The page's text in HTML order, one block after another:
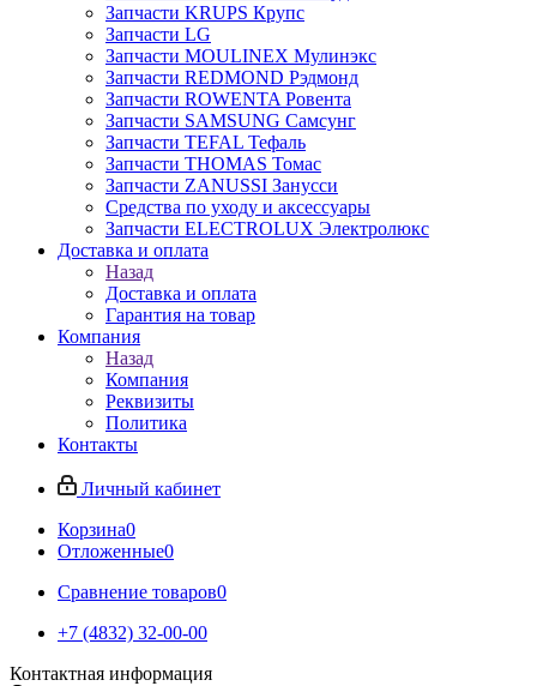
Запчасти KRUPS Крупс
Запчасти LG
Запчасти MOULINEX Мулинэкс
Запчасти REDMOND Рэдмонд
Запчасти ROWENTA Ровента
Запчасти SAMSUNG Самсунг
Запчасти TEFAL Тефаль
Запчасти THOMAS Томас
Запчасти ZANUSSI Занусси
Средства по уходу и аксессуары
Запчасти ELECTROLUX Электролюкс
Доставка и оплата
Назад
Доставка и оплата
Гарантия на товар
Компания
Назад
Компания
Реквизиты
Политика
Контакты
Личный кабинет
Корзина0
Отложенные0
Сравнение товаров0
+7 (4832) 32-00-00
Контактная информация